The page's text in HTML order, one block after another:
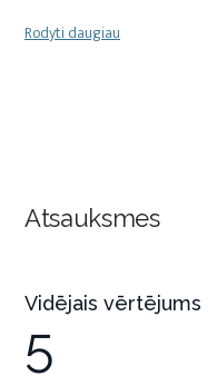
Rodyti daugiau
Atsauksmes
Vidējais vērtējums
5